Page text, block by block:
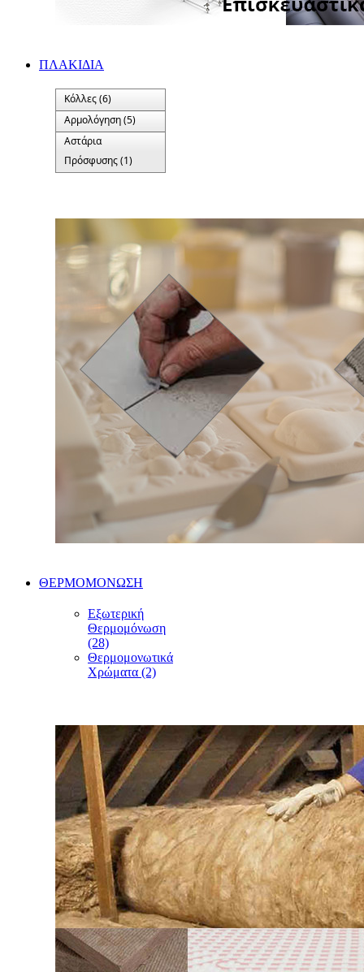
ΠΛΑΚΙΔΙA
Κόλλες (6)
Αρμολόγηση (5)
Αστάρια
Πρόσφυσης (1)
ΘΕΡΜΟΜΟΝΩΣΗ
Εξωτερική
Θερμομόνωση
(28)
Θερμομονωτικά
Χρώματα (2)